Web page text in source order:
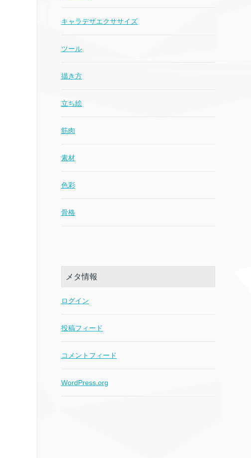
キャラデザエクササイズ
ツール
描き方
立ち絵
筋肉
素材
色彩
骨格
メタ情報
ログイン
投稿フィード
コメントフィード
WordPress.org